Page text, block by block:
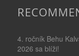
4. ročník Behu
2026 sa blíži!